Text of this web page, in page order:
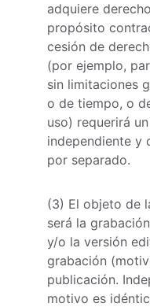
adquiere
propósito
cesión de
(por ejemplo,
sin limitaciones
o de tiempo, o
uso) requerirá
independiente y
por separado.
(3) El objeto de
será la
y/o la versión
grabación
publicación.
motivo es